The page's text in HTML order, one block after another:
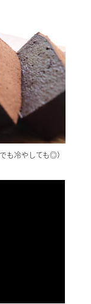
も冷やしても◎）